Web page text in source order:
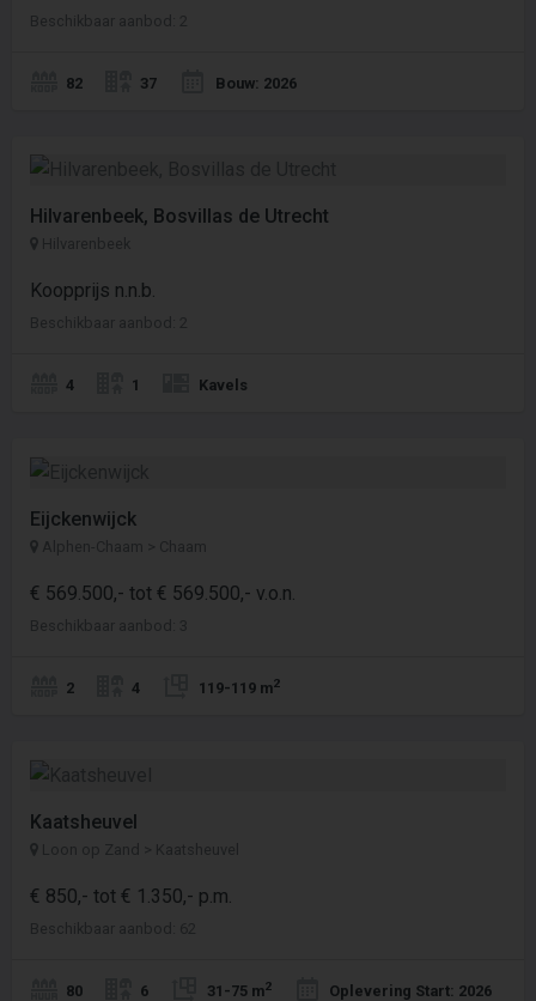
Beschikbaar aanbod: 2
82 37 Bouw: 2026
Hilvarenbeek, Bosvillas de Utrecht
Hilvarenbeek
Koopprijs n.n.b.
Beschikbaar aanbod: 2
4 1 Kavels
Eijckenwijck
Alphen-Chaam > Chaam
€ 569.500,- tot € 569.500,- v.o.n.
Beschikbaar aanbod: 3
2 4 119-119 m2
Kaatsheuvel
Loon op Zand > Kaatsheuvel
€ 850,- tot € 1.350,- p.m.
Beschikbaar aanbod: 62
80 6 31-75 m2 Oplevering Start: 2026